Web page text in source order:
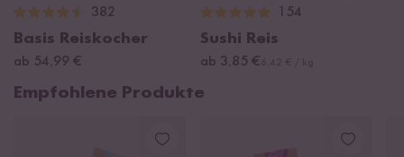
382
Basis Reiskocher
ab 54,99 €
154
Sushi Reis
ab 3,85 €
Empfohlene Produkte